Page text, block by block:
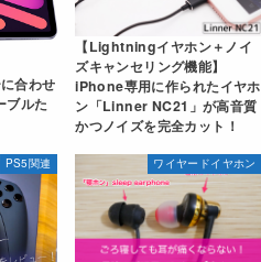
合わせ
ブルた
【Lightningイヤホン＋ノイ
ズキャンセリング機能】
iPhone専用に作られたイヤホ
ン「Linner NC21」が高音質
かつノイズを完全カット！
PS5関連 ワイヤードイヤホン